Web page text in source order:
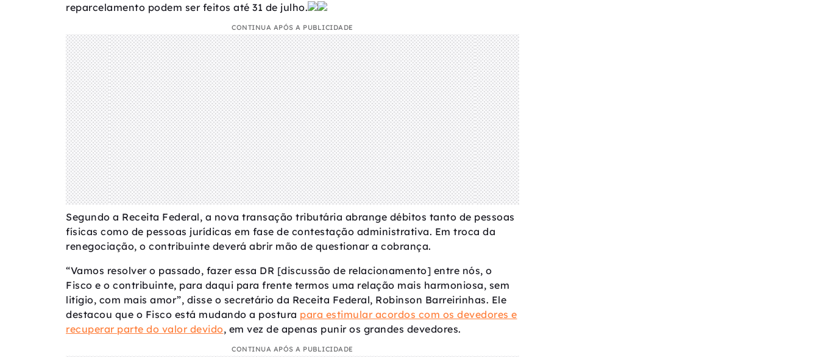
reparcelamento podem ser feitos até 31 de julho.
CONTINUA APÓS A PUBLICIDADE
Segundo a Receita Federal, a nova transação tributária abrange débitos tanto de pessoas
físicas como de pessoas jurídicas em fase de contestação administrativa. Em troca da
renegociação, o contribuinte deverá abrir mão de questionar a cobrança.
“Vamos resolver o passado, fazer essa DR [discussão de relacionamento] entre nós, o
Fisco e o contribuinte, para daqui para frente termos uma relação mais harmoniosa, sem
litígio, com mais amor”, disse o secretário da Receita Federal, Robinson Barreirinhas. Ele
destacou que o Fisco está mudando a postura para estimular acordos com os devedores e
recuperar parte do valor devido, em vez de apenas punir os grandes devedores.
CONTINUA APÓS A PUBLICIDADE